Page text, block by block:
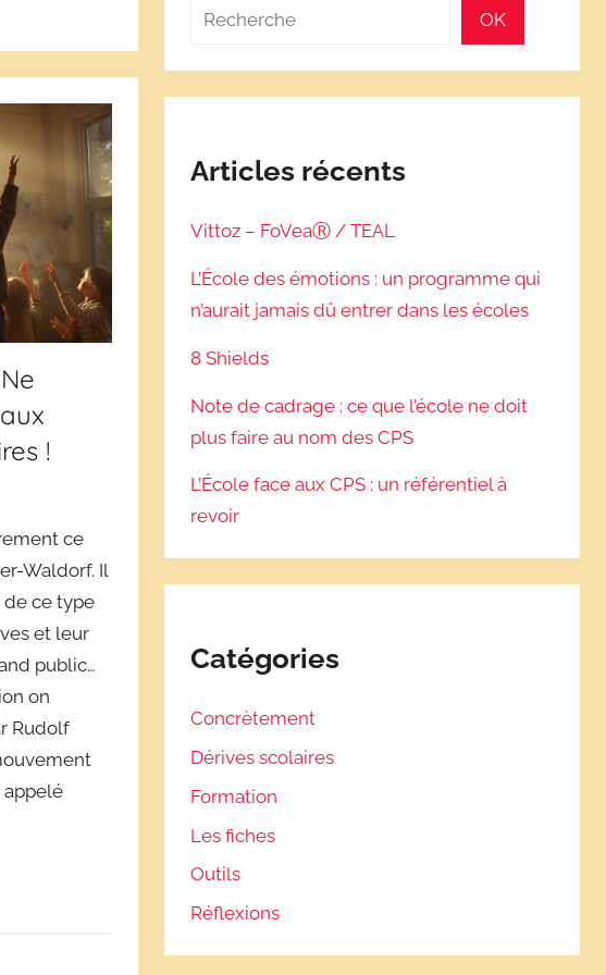
!
ce
Waldorf. Il
de ce type
et leur
public…
on
Rudolf
appelé
Rechercher OK
Articles récents
Vittoz – FoVeaⓇ / TEAL
L’École des émotions : un programme qui
n’aurait jamais dû entrer dans les écoles
8 Shields
Note de cadrage : ce que l’école ne doit
plus faire au nom des CPS
L’École face aux CPS : un référentiel à
revoir
Catégories
Concrètement
Dérives scolaires
Formation
Les fiches
Outils
Réflexions